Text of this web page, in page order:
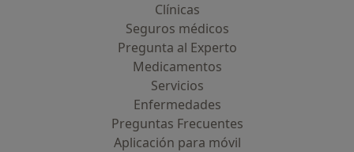
Clínicas
Seguros médicos
Pregunta al Experto
Medicamentos
Servicios
Enfermedades
Preguntas Frecuentes
Aplicación para móvil